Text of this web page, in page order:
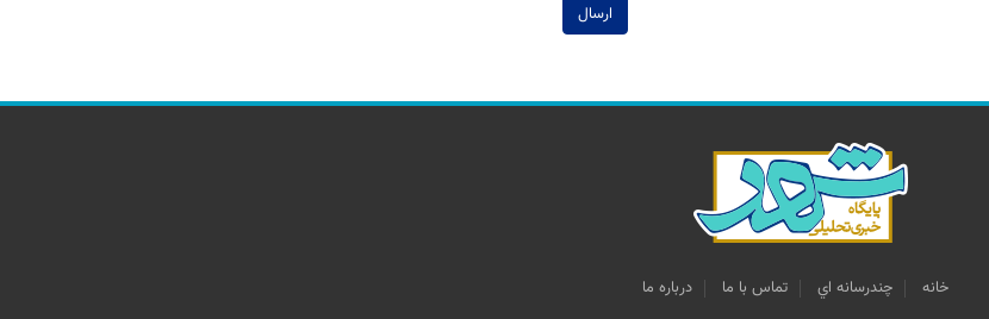
ارسال
خانه چندرسانه اي تماس با ما درباره ما